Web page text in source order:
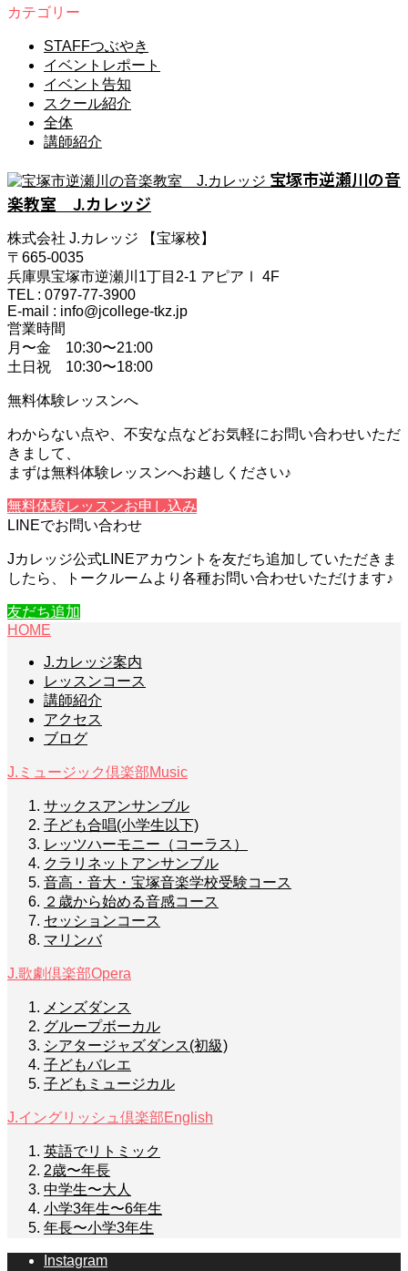
カテゴリー
STAFFつぶやき
イベントレポート
イベント告知
スクール紹介
全体
講師紹介
宝塚市逆瀬川の音
楽教室 J.カレッジ
株式会社 J.カレッジ 【宝塚校】
〒665-0035
兵庫県宝塚市逆瀬川1丁目2-1 アピアⅠ 4F
TEL : 0797-77-3900
E-mail : info@jcollege-tkz.jp
営業時間
月〜金 10:30〜21:00
土日祝 10:30〜18:00
無料体験レッスンへ
わからない点や、不安な点などお気軽にお問い合わせいただ
きまして、
まずは無料体験レッスンへお越しください♪
無料体験レッスンお申し込み
LINEでお問い合わせ
Jカレッジ公式LINEアカウントを友だち追加していただきま
したら、トークルームより各種お問い合わせいただけます♪
友だち追加
HOME
J.カレッジ案内
レッスンコース
講師紹介
アクセス
ブログ
J.ミュージック倶楽部Music
サックスアンサンブル
子ども合唱(小学生以下)
レッツハーモニー（コーラス）
クラリネットアンサンブル
音高・音大・宝塚音楽学校受験コース
２歳から始める音感コース
セッションコース
マリンバ
J.歌劇倶楽部Opera
メンズダンス
グループボーカル
シアタージャズダンス(初級)
子どもバレエ
子どもミュージカル
J.イングリッシュ倶楽部English
英語でリトミック
2歳〜年長
中学生〜大人
小学3年生〜6年生
年長〜小学3年生
Instagram